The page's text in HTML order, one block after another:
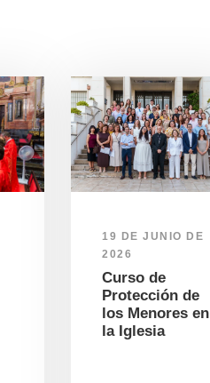
19 DE JUNIO DE
2026
Curso de
Protección de
los Menores en
la Iglesia